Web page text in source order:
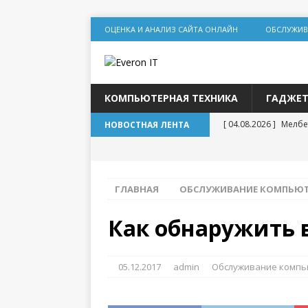
ОЦЕНКА И АНАЛИЗ САЙТА ОНЛАЙН
КОМПЬЮТЕРНАЯ ТЕХНИКА
НОВОСТНАЯ ЛЕНТА [ 04.08.2026 ]
дилеммы
[ 30.07.2026 ]
База
для статейного
ГЛАВНАЯ ОБСЛУЖИВАНИЕ
Как обнаружить
05.12.2017 admin Обслуживание